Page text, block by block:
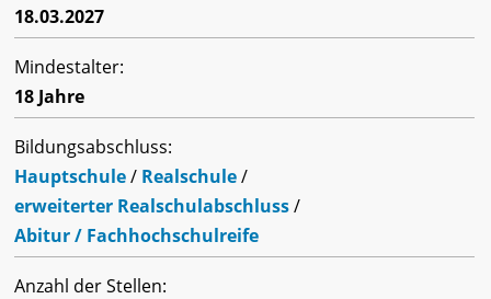
18.03.2027
Mindestalter:
18 Jahre
Bildungsabschluss:
Hauptschule/ Realschule/
erweiterter Realschulabschluss/
Abitur / Fachhochschulreife
Anzahl der Stellen: